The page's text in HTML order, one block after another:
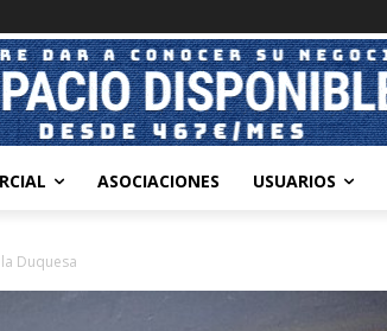
ASOCIACIONES USUARIOS
Duquesa